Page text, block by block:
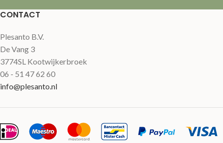
CONTACT
Plesanto B.V.
De Vang 3
3774SL Kootwijkerbroek
06 - 51 47 62 60
info@plesanto.nl